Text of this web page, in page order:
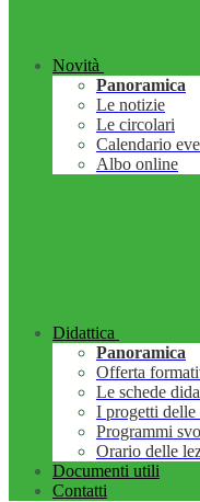
Novità
Panoramica
Le notizie
Le circolari
Calendario
Albo online
Didattica
Panoramica
Offerta
Le schede
I progetti delle
Programmi
Orario delle
Documenti utili
Contatti